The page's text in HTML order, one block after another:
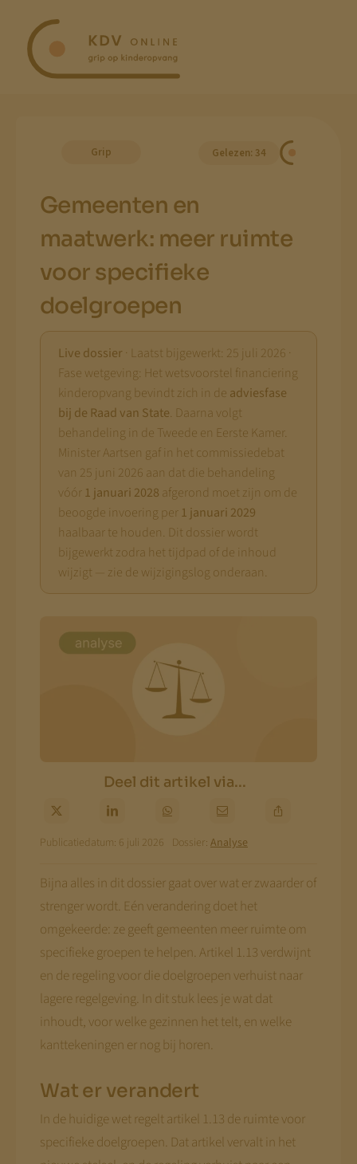
inhoud
Grip Gelezen: 34
Gemeenten en
maatwerk: meer ruimte
voor specifieke
doelgroepen
Live dossier · Laatst bijgewerkt: 25 juli 2026 ·
Fase wetgeving: Het wetsvoorstel financiering
kinderopvang bevindt zich in de adviesfase
bij de Raad van State. Daarna volgt
behandeling in de Tweede en Eerste Kamer.
Minister Aartsen gaf in het commissiedebat
van 25 juni 2026 aan dat die behandeling
vóór1 januari 2028 afgerond moet zijn om de
beoogde invoering per1 januari 2029
haalbaar te houden. Dit dossier wordt
bijgewerkt zodra het tijdpad of de inhoud
wijzigt — zie de wijzigingslog onderaan.
Deel dit artikel via...
Publicatiedatum: 6 juli 2026 Dossier: Analyse
Bijna alles in dit dossier gaat over wat er zwaarder of
strenger wordt. Eén verandering doet het
omgekeerde: ze geeft gemeenten meer ruimte om
specifieke groepen te helpen. Artikel 1.13 verdwijnt
en de regeling voor die doelgroepen verhuist naar
lagere regelgeving. In dit stuk lees je wat dat
inhoudt, voor welke gezinnen het telt, en welke
kanttekeningen er nog bij horen.
Wat er verandert
In de huidige wet regelt artikel 1.13 de ruimte voor
specifieke doelgroepen. Dat artikel vervalt in het